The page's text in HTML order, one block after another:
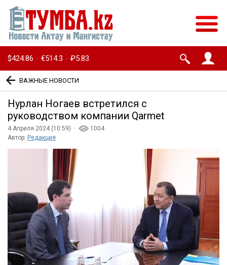
$424.86 · €514.3 · ₽5.83
ВАЖНЫЕ НОВОСТИ
Нурлан Ногаев встретился с
руководством компании Qarmet
4 Апреля 2024 (10:59) ·
1004
Автор: Редакция